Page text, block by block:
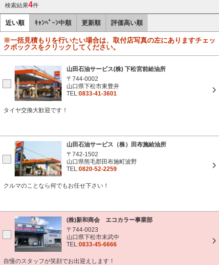
検索結果4件
近い順 ｷｬﾝﾍﾟｰﾝ中順 更新順 評価高い順
※一括見積もりを行いたい場合は、取付店写真の左にありますチェッ
クボックスをクリックしてください。
山田石油サービス(株) 下松宮前給油所
〒744-0002
山口県下松市東豊井
TEL:0833-41-3601
タイヤ交換大歓迎です！
山田石油サービス（株）田布施給油所
〒742-1502
山口県熊毛郡田布施町波野
TEL:0820-52-2259
クルマのことなら何でもお任せ下さい！
(株)新和商会 エコカラー事業部
〒744-0023
山口県下松市末武中
TEL:0833-45-6666
自慢のスタッフが笑顔でお出迎えします！